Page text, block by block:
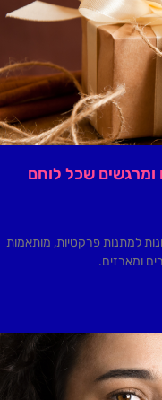
ומרגשים שכל לוחם
למתנות פרקטיות, מותאמות
ומארזים.